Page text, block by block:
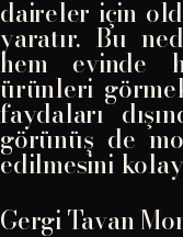
daireler için
yaratır. Bu
hem evinde
ürünleri
faydaları
görünüş de
edilmesini
Gergi Tavan